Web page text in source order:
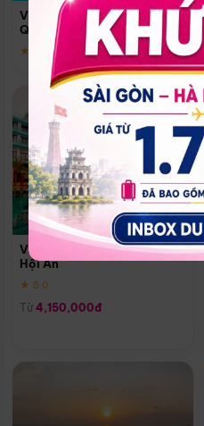
Vinpearl Resort & Spa Phu
Quoc
★ 5.0
Vinpearl Resort & Golf Nam
Hội An
★ 5.0
Từ 4,150,000đ